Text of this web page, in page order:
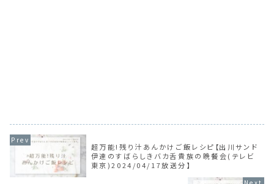
超万能!残り汁あんかけご飯レシピ【出川サンド
伊達のすばらしきバカ舌貴族の晩餐会(テレビ
東京)2024/04/17放送分】